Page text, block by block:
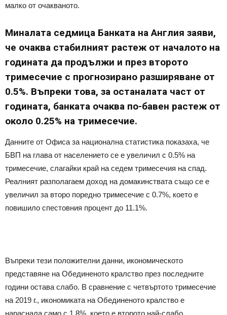
малко от очакваното.
Миналата седмица Банката на Англия заяви,
че очаква стабилният растеж от началото на
годината да продължи и през второто
тримесечие с прогнозирано разширяване от
0.5%. Въпреки това, за останалата част от
годината, банката очаква по-бавен растеж от
около 0.25% на тримесечие.
Данните от Офиса за национална статистика показаха, че
БВП на глава от населението се е увеличил с 0.5% на
тримесечие, слагайки край на седем тримесечия на спад.
Реалният разполагаем доход на домакинствата също се е
увеличил за второ поредно тримесечие с 0.7%, което е
повишило спестовния процент до 11.1%.
Въпреки тези положителни данни, икономическото
представяне на Обединеното кралство през последните
години остава слабо. В сравнение с четвъртото тримесечие
на 2019 г., икономиката на Обединеното кралство е
нараснала само с 1.8%, което е второто най-слабо